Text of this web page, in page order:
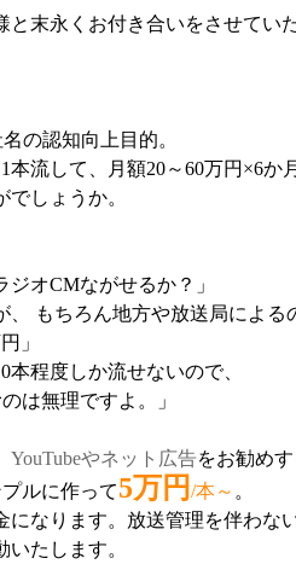
と末永くお付き合いをさせて
の認知向上目的。
流して、月額20～60万円×6か
しょうか。
ジオCMながせるか？」
、 もちろん地方や放送局によ
」
程度しか流せないので、
は無理ですよ。」
YouTubeやネット広告をお勧めす
ルに作って5万円 /本～ 。
なります。放送管理を伴わな
たします。